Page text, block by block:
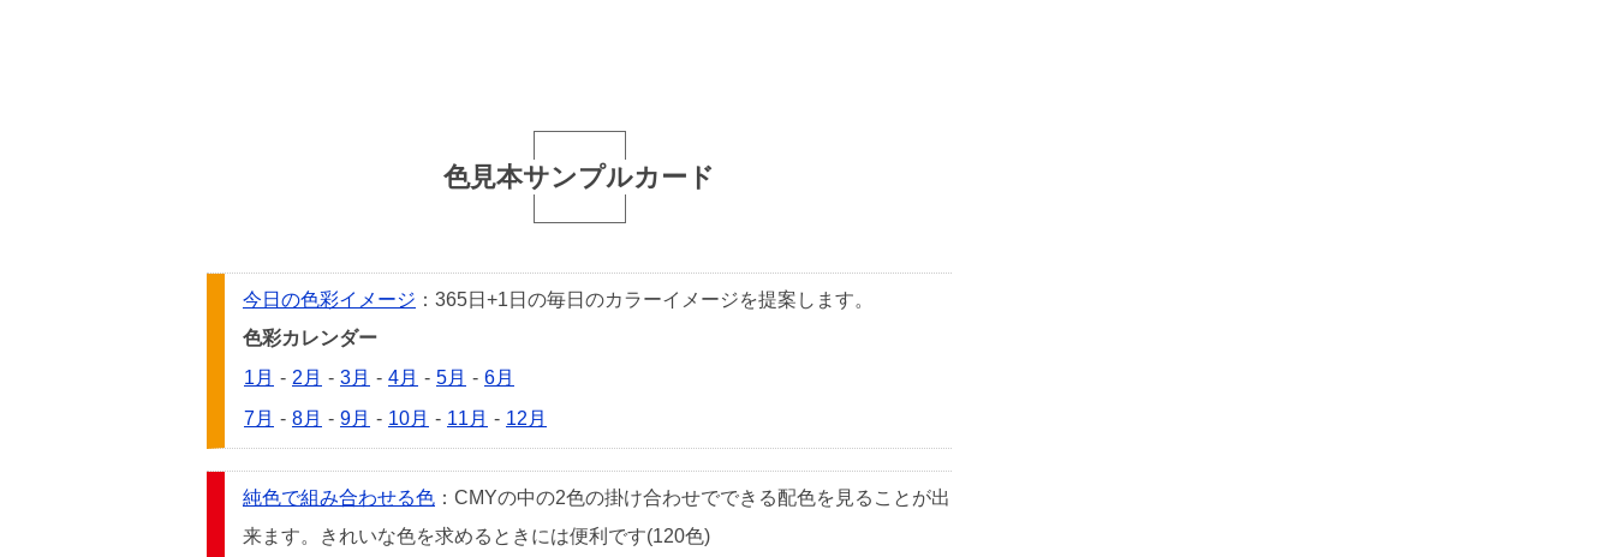
色見本サンプルカード
今日の色彩イメージ ：365日+1日の毎日のカラーイメージを提案します。
色彩カレンダー
1月 - 2月 - 3月 - 4月 - 5月 - 6月
7月 - 8月 - 9月 - 10月 - 11月 - 12月
純色で組み合わせる色 ：CMYの中の2色の掛け合わせでできる配色を見ることが出
来ます。きれいな色を求めるときには便利です(120色)